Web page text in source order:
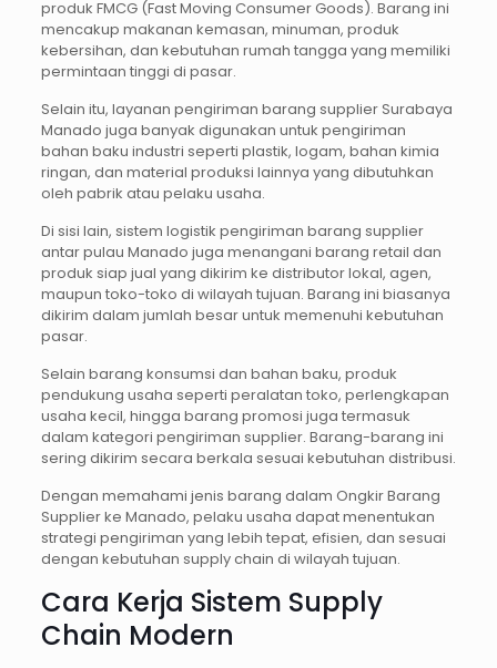
produk FMCG (Fast Moving Consumer Goods). Barang ini
mencakup makanan kemasan, minuman, produk
kebersihan, dan kebutuhan rumah tangga yang memiliki
permintaan tinggi di pasar.
Selain itu, layanan pengiriman barang supplier Surabaya
Manado juga banyak digunakan untuk pengiriman
bahan baku industri seperti plastik, logam, bahan kimia
ringan, dan material produksi lainnya yang dibutuhkan
oleh pabrik atau pelaku usaha.
Di sisi lain, sistem logistik pengiriman barang supplier
antar pulau Manado juga menangani barang retail dan
produk siap jual yang dikirim ke distributor lokal, agen,
maupun toko-toko di wilayah tujuan. Barang ini biasanya
dikirim dalam jumlah besar untuk memenuhi kebutuhan
pasar.
Selain barang konsumsi dan bahan baku, produk
pendukung usaha seperti peralatan toko, perlengkapan
usaha kecil, hingga barang promosi juga termasuk
dalam kategori pengiriman supplier. Barang-barang ini
sering dikirim secara berkala sesuai kebutuhan distribusi.
Dengan memahami jenis barang dalam Ongkir Barang
Supplier ke Manado, pelaku usaha dapat menentukan
strategi pengiriman yang lebih tepat, efisien, dan sesuai
dengan kebutuhan supply chain di wilayah tujuan.
Cara Kerja Sistem Supply
Chain Modern